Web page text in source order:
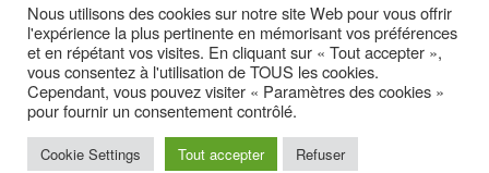
@ L'oeil d'Acota - Made byYurcom
Nous utilisons des cookies sur notre site Web pour vous offrir
l'expérience la plus pertinente en mémorisant vos préférences
et en répétant vos visites. En cliquant sur « Tout accepter »,
vous consentez à l'utilisation de TOUS les cookies.
Cependant, vous pouvez visiter « Paramètres des cookies »
pour fournir un consentement contrôlé.
Cookie Settings Tout accepter Refuser